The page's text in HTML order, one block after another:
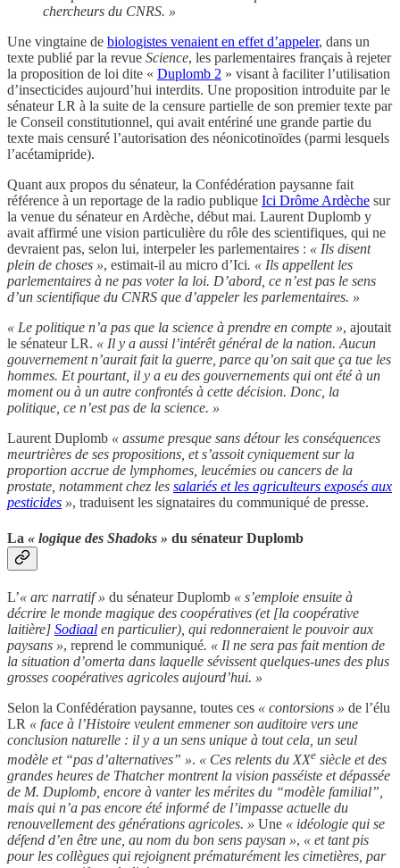
chercheurs du CNRS. »
Une vingtaine de biologistes venaient en effet d’appeler, dans un
texte publié par la revue Science, les parlementaires français à rejeter
la proposition de loi dite « Duplomb 2 » visant à faciliter l’utilisation
d’insecticides aujourd’hui interdits. Une proposition introduite par le
sénateur LR à la suite de la censure partielle de son premier texte par
le Conseil constitutionnel, qui avait entériné une grande partie du
texte mais censuré l’autorisation des néonicotinoïdes (parmi lesquels
l’acétamipride).
Quant aux propos du sénateur, la Confédération paysanne fait
référence à un reportage de la radio publique Ici Drôme Ardèche sur
la venue du sénateur en Ardèche, début mai. Laurent Duplomb y
avait affirmé une vision particulière du rôle des scientifiques, qui ne
devraient pas, selon lui, interpeler les parlementaires : « Ils disent
plein de choses », estimait-il au micro d’Ici. « Ils appellent les
parlementaires à ne pas voter la loi. D’abord, ce n’est pas le sens
d’un scientifique du CNRS que d’appeler les parlementaires. »
« Le politique n’a pas que la science à prendre en compte », ajoutait
le sénateur LR. « Il y a aussi l’intérêt général de la nation. Aucun
gouvernement n’aurait fait la guerre, parce qu’on sait que ça tue les
hommes. Et pourtant, il y a eu des gouvernements qui ont été à un
moment ou à un autre confrontés à cette décision. Donc, la
politique, ce n’est pas de la science. »
Laurent Duplomb « assume presque sans détour les conséquences
meurtrières de ses propositions, et s’assoit cyniquement sur la
proportion accrue de lymphomes, leucémies ou cancers de la
prostate, notamment chez les salariés et les agriculteurs exposés aux
pesticides », traduisent les signataires du communiqué de presse.
La « logique des Shadoks » du sénateur Duplomb
L’« arc narratif » du sénateur Duplomb « s’emploie ensuite à
décrire le monde magique des coopératives (et [la coopérative
laitière] Sodiaal en particulier), qui redonneraient le pouvoir aux
paysans », reprend le communiqué. « Il ne sera pas fait mention de
la situation d’omerta dans laquelle sévissent quelques-unes des plus
grosses coopératives agricoles aujourd’hui. »
Selon la Confédération paysanne, toutes ces « contorsions » de l’élu
LR « face à l’Histoire veulent emmener son auditoire vers une
conclusion naturelle : il y a un sens unique à tout cela, un seul
modèle et “pas d’alternatives” ». « Ces relents du XXe siècle et des
grandes heures de Thatcher montrent la vision passéiste et dépassée
de M. Duplomb, encore à vanter les mérites du “modèle familial”,
mais qui n’a pas encore été informé de l’impasse actuelle du
renouvellement des générations agricoles. » Une « idéologie qui se
défend d’en être une, au nom du bon sens paysan », « et tant pis
pour les collègues qui rejoignent prématurément les cimetières, par